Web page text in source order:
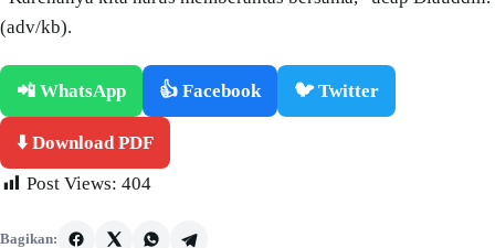
(adv/kb).
📲 WhatsApp 👍 Facebook 🐦 Twitter
⬇️ Download PDF
Post Views: 404
Bagikan: